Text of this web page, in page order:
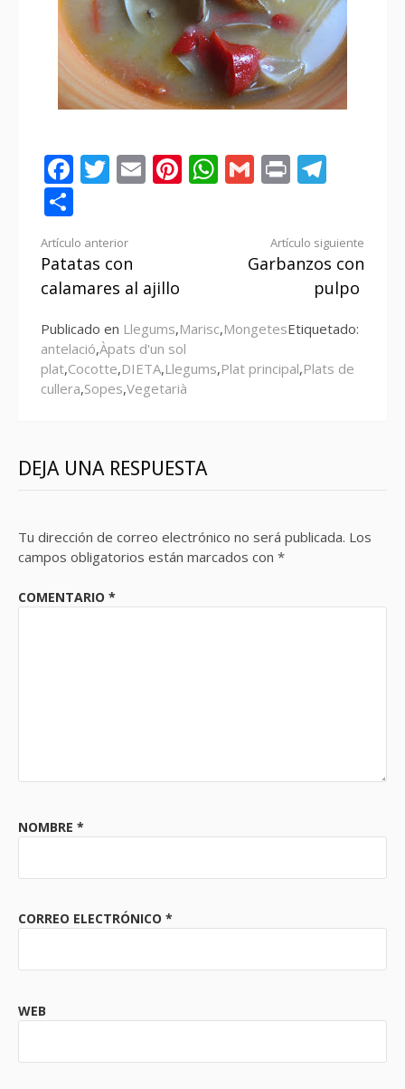
Facebook
Twitter
EmailPinterest
WhatsApp
Gmail
Print
Seguir
leyendo
Artículo anterior
Patatas con
calamares al ajillo
Artículo siguiente
Garbanzos con
pulpo
Publicado en Llegums,Marisc,MongetesEtiquetado:
antelació,Àpats d'un sol
plat,Cocotte,DIETA,Llegums,Plat principal,Plats de
cullera,Sopes,Vegetarià
DEJA UNA RESPUESTA
Tu dirección de correo electrónico no será publicada. Los
campos obligatorios están marcados con *
COMENTARIO *
NOMBRE *
CORREO ELECTRÓNICO *
WEB